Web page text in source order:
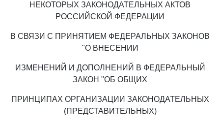
НЕКОТОРЫХ ЗАКОНОДАТЕЛЬНЫХ АКТОВ
РОССИЙСКОЙ ФЕДЕРАЦИИ
В СВЯЗИ С ПРИНЯТИЕМ ФЕДЕРАЛЬНЫХ ЗАКОНОВ
"О ВНЕСЕНИИ
ИЗМЕНЕНИЙ И ДОПОЛНЕНИЙ В ФЕДЕРАЛЬНЫЙ
ЗАКОН "ОБ ОБЩИХ
ПРИНЦИПАХ ОРГАНИЗАЦИИ ЗАКОНОДАТЕЛЬНЫХ
(ПРЕДСТАВИТЕЛЬНЫХ)